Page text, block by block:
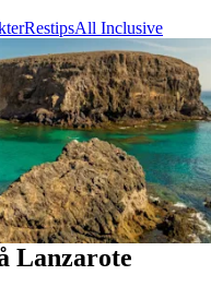
RestipsAll Inclusive
Lanzarote